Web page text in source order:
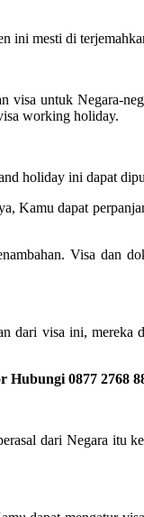
mesti di
untuk Negara-
working holiday.
holiday ini dapat
Kamu dapat
Visa dan
visa ini, mereka
0877 2768
dari Negara itu